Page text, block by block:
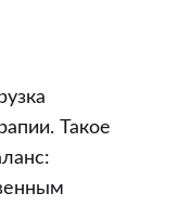
Такое